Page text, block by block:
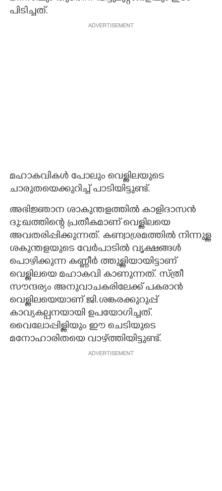
പിടിച്ചത്.
ADVERTISEMENT
മഹാകവികൾ പോലും വെള്ളിലയുടെ
ചാരുതയെക്കുറിച്ച് പാടിയിട്ടുണ്ട്.
അഭിജ്ഞാന ശാകുന്തളത്തിൽ കാളിദാസൻ
ദു:ഖത്തിന്റെ പ്രതീകമാണ് വെള്ളിലയെ
അവതരിപ്പിക്കുന്നത്. കണ്വാശ്രമത്തിൽ നിന്നുള്ള
ശകുന്തളയുടെ വേർപാടിൽ വൃക്ഷങ്ങൾ
പൊഴിക്കുന്ന കണ്ണീർ ത്തുള്ളിയായിട്ടാണ്
വെള്ളിലയെ മഹാകവി കാണുന്നത്. സ്ത്രീ
സൗന്ദര്യം അനുവാചകരിലേക്ക് പകരാൻ
വെള്ളിലയെയാണ് ജി.ശങ്കരക്കുറുപ്പ്
കാവ്യകല്പനയായി ഉപയോഗിച്ചത്.
വൈലോപ്പിള്ളിയും ഈ ചെടിയുടെ
മനോഹാരിതയെ വാഴ്ത്തിയിട്ടുണ്ട്.
ADVERTISEMENT